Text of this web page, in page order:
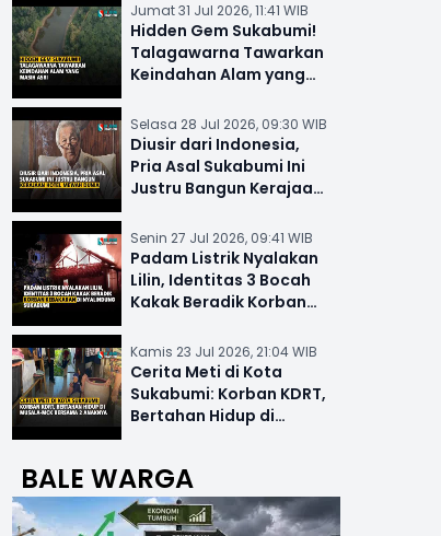
Jumat 31 Jul 2026, 11:41 WIB
Hidden Gem Sukabumi!
Talagawarna Tawarkan
Keindahan Alam yang
Selasa 28 Jul 2026, 09:30 WIB
Diusir dari Indonesia,
Pria Asal Sukabumi Ini
Justru Bangun Kerajaan
Senin 27 Jul 2026, 09:41 WIB
Padam Listrik Nyalakan
Lilin, Identitas 3 Bocah
Kakak Beradik Korban
Kamis 23 Jul 2026, 21:04 WIB
Cerita Meti di Kota
Sukabumi: Korban KDRT,
Bertahan Hidup di
BALE WARGA